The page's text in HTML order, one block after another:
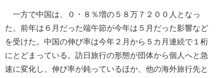
一方で中国は、０・８％増の５８万７２００人となっ
た。前年は６月だった端午節が今年は５月だった影響など
を受けた。中国の伸び率は今年２月から５カ月連続で１桁
にとどまっている。訪日旅行の形態が団体から個人へと急
速に変化し、伸び率が鈍っているほか、他の海外旅行先と